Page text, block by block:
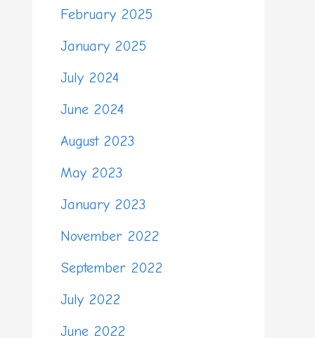
February 2025
January 2025
July 2024
June 2024
August 2023
May 2023
January 2023
November 2022
September 2022
July 2022
June 2022